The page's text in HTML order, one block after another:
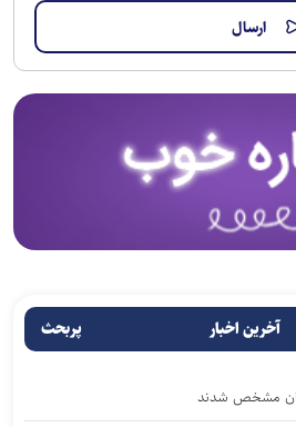
آخرین اخبار پربحث
مشخص شدند